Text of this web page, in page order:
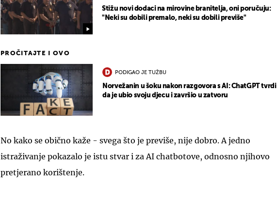
Stižu novi dodaci na mirovine branitelja, oni poručuju:
"Neki su dobili premalo, neki su dobili previše"
PROČITAJTE I OVO
PODIGAO JE TUŽBU
Norvežanin u šoku nakon razgovora s AI: ChatGPT tvrdi
da je ubio svoju djecu i završio u zatvoru
No kako se obično kaže - svega što je previše, nije dobro. A jedno
istraživanje pokazalo je istu stvar i za AI chatbotove, odnosno njihovo
pretjerano korištenje.